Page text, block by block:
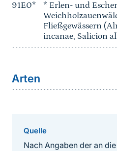
91E0*
* Erlen- und
Fließgewässern
incanae, Salicion
Arten
Quelle
Nach Angaben der an